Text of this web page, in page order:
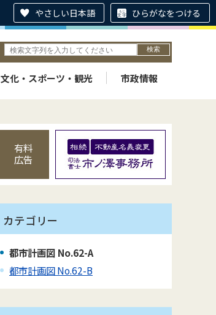
やさしい日本語 ひらがなをつける
文化・スポーツ・観光 市政情報
有料
広告
カテゴリー
都市計画図 No.62-A
都市計画図 No.62-B